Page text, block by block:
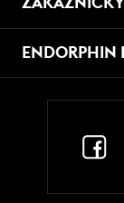
ENDORPHIN